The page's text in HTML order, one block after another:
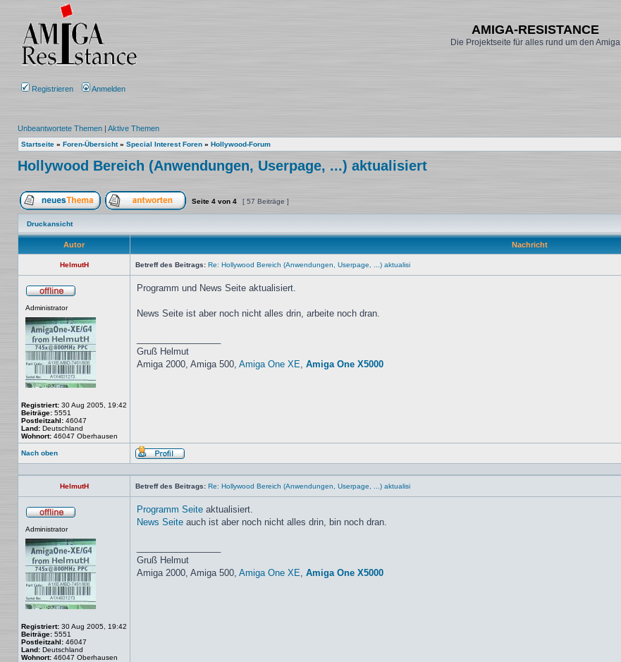
AMIGA-RESISTANCE
Die Projektseite für alles rund um den Amiga
Registrieren Anmelden
Unbeantwortete Themen | Aktive Themen
Startseite » Foren-Übersicht» Special Interest Foren » Hollywood-Forum
Hollywood Bereich (Anwendungen, Userpage, ...) aktualisiert
Ein neues Thema erstellenAuf das Thema antworten
Seite 4 von 4 [ 57 Beiträge ]
Druckansicht
Autor Nachricht
HelmutH Betreff des Beitrags: Re: Hollywood Bereich (Anwendungen, Userpage, ...) aktualisi
Administrator
Registriert: 30 Aug 2005, 19:42
Beiträge: 5551
Postleitzahl: 46047
Land: Deutschland
Wohnort: 46047 Oberhausen
Programm und News Seite aktualisiert.
News Seite ist aber noch nicht alles drin, arbeite noch dran.
Gruß Helmut
Amiga 2000, Amiga 500, Amiga One XE, Amiga One X5000
Nach oben
Profil
HelmutH
Betreff des Beitrags: Re: Hollywood Bereich (Anwendungen, Userpage, ...) aktualisi
Administrator
Registriert: 30 Aug 2005, 19:42
Beiträge: 5551
Postleitzahl: 46047
Land: Deutschland
Wohnort: 46047 Oberhausen
Programm Seite aktualisiert.
News Seite auch ist aber noch nicht alles drin, bin noch dran.
Gruß Helmut
Amiga 2000, Amiga 500, Amiga One XE, Amiga One X5000